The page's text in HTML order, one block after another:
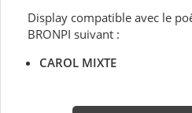
Display compatible avec le
BRONPI suivant :
CAROL MIXTE